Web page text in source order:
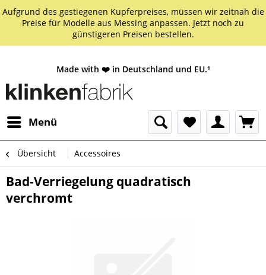
Aufgrund des gestiegenen Kupferpreises, müssen wir zeitnah die
Preise für Modelle aus Messing anpassen. Jetzt noch zu
günstigeren Preisen bestellen.
Made with ❤️ in Deutschland und EU.¹
Menü
Übersicht Accessoires
Bad-Verriegelung quadratisch
verchromt